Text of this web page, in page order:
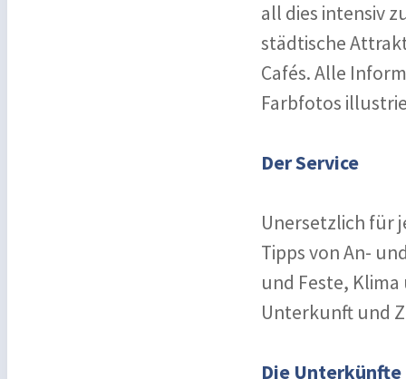
all dies intensiv
städtische
Cafés. Alle
Farbfotos
Der Service
Unersetzlich für
Tipps von An-
und Feste,
Unterkunft und
Die Unterkünfte